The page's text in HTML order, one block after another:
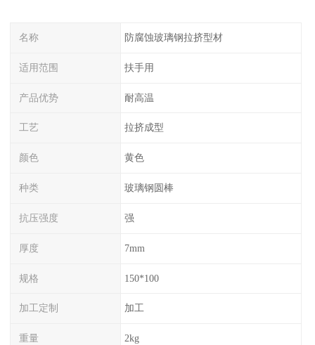
名称 防腐蚀玻璃钢拉挤型材
适用范围 扶手用
产品优势 耐高温
工艺 拉挤成型
颜色 黄色
种类 玻璃钢圆棒
抗压强度 强
厚度 7mm
规格 150*100
加工定制 加工
重量 2kg